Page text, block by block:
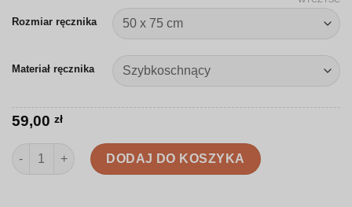
od
59,00 zł
do
199,00 zł
Rozmiar ręcznika
Materiał ręcznika
59,00 zł
ilość Ręcznik | Leśna kompozycja z grzybami | SJ009
DODAJ DO KOSZYKA